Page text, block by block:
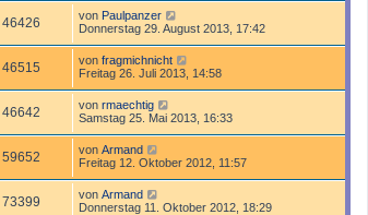
46426 von Paulpanzer
Donnerstag 29. August 2013, 17:42
46515 von fragmichnicht
Freitag 26. Juli 2013, 14:58
46642 von rmaechtig
Samstag 25. Mai 2013, 16:33
59652 von Armand
Freitag 12. Oktober 2012, 11:57
73399 von Armand
Donnerstag 11. Oktober 2012, 18:29